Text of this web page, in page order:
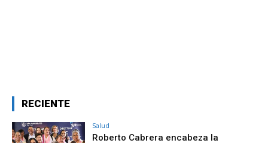
RECIENTE
Salud
Roberto Cabrera encabeza la